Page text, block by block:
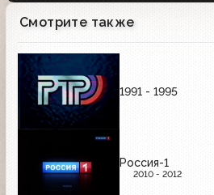
Смотрите также
1991 - 1995
Россия-1
2010 - 2012